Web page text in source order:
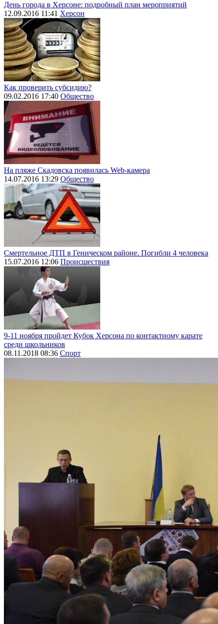
День города в Херсоне: подробный план мероприятий
12.09.2016 11:41 Херсон
Как проверить субсидию?
09.02.2016 17:40 Общество
На пляже Скадовска появилась Web-камера
14.07.2016 13:29 Общество
Смертельное ДТП в Геническом районе. Погибли 4 человека
15.07.2016 12:06 Происшествия
9-11 ноября пройдет Кубок Херсона по контактному карате
среди школьников
08.11.2018 08:36 Спорт